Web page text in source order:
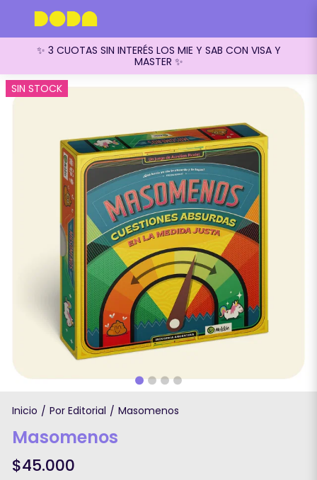
✨ 3 CUOTAS SIN INTERÉS LOS MIE Y SAB CON VISA Y
MASTER ✨
SIN STOCK
Inicio / Por Editorial / Masomenos
Masomenos
$45.000